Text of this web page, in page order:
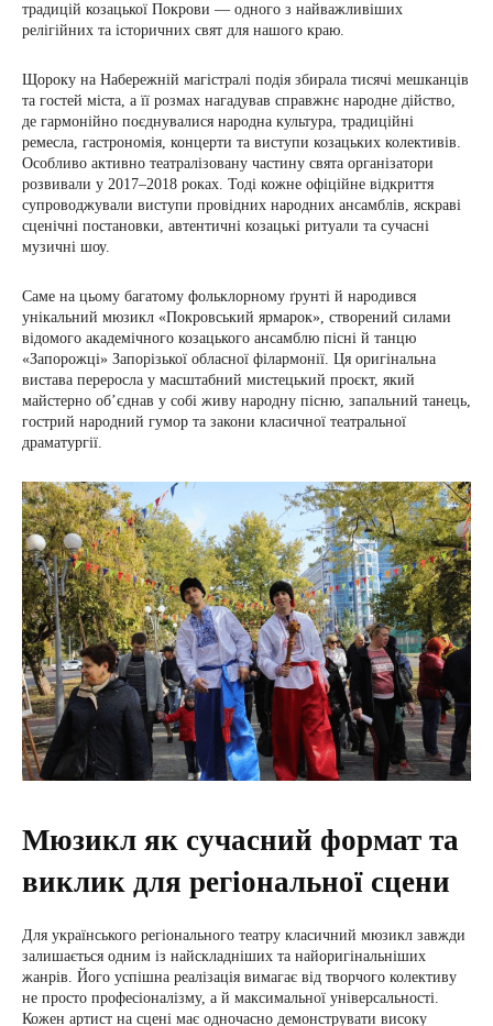
традицій козацької Покрови — одного з найважливіших
релігійних та історичних свят для нашого краю.
Щороку на Набережній магістралі подія збирала тисячі мешканців
та гостей міста, а її розмах нагадував справжнє народне дійство,
де гармонійно поєднувалися народна культура, традиційні
ремесла, гастрономія, концерти та виступи козацьких колективів.
Особливо активно театралізовану частину свята організатори
розвивали у 2017–2018 роках. Тоді кожне офіційне відкриття
супроводжували виступи провідних народних ансамблів, яскраві
сценічні постановки, автентичні козацькі ритуали та сучасні
музичні шоу.
Саме на цьому багатому фольклорному ґрунті й народився
унікальний мюзикл «Покровський ярмарок», створений силами
відомого академічного козацького ансамблю пісні й танцю
«Запорожці» Запорізької обласної філармонії. Ця оригінальна
вистава переросла у масштабний мистецький проєкт, який
майстерно об’єднав у собі живу народну пісню, запальний танець,
гострий народний гумор та закони класичної театральної
драматургії.
Мюзикл як сучасний формат та
виклик для регіональної сцени
Для українського регіонального театру класичний мюзикл завжди
залишається одним із найскладніших та найоригінальніших
жанрів. Його успішна реалізація вимагає від творчого колективу
не просто професіоналізму, а й максимальної універсальності.
Кожен артист на сцені має одночасно демонструвати високу